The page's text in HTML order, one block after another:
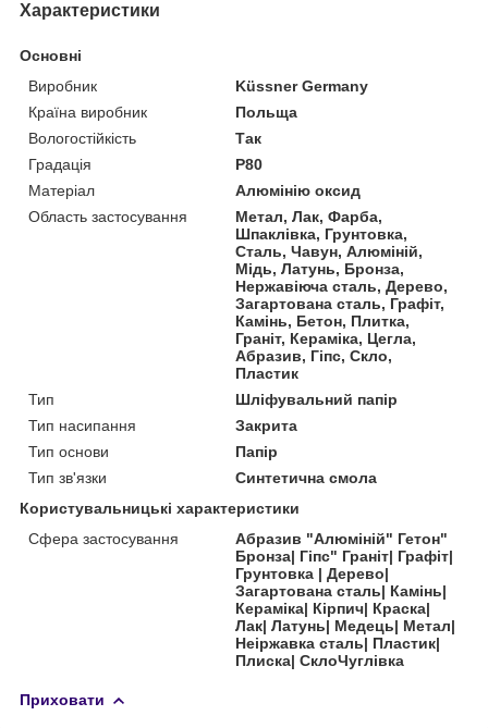
Характеристики
Основні
Виробник
Küssner Germany
Країна виробник
Польща
Вологостійкість
Так
Градація
P80
Матеріал
Алюмінію оксид
Область застосування
Метал, Лак, Фарба,
Шпаклівка, Грунтовка,
Сталь, Чавун, Алюміній,
Мідь, Латунь, Бронза,
Нержавіюча сталь, Дерево,
Загартована сталь, Графіт,
Камінь, Бетон, Плитка,
Граніт, Кераміка, Цегла,
Абразив, Гіпс, Скло,
Пластик
Тип
Шліфувальний папір
Тип насипання
Закрита
Тип основи
Папір
Тип зв'язки
Синтетична смола
Користувальницькі характеристики
Сфера застосування
Абразив "Алюміній" Гетон"
Бронза| Гіпс" Граніт| Графіт|
Грунтовка | Дерево|
Загартована сталь| Камінь|
Кераміка| Кірпич| Краска|
Лак| Латунь| Медець| Метал|
Неіржавка сталь| Пластик|
Плиска| СклоЧуглівка
Приховати